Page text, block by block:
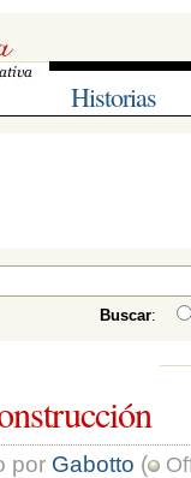
Historias
Buscar:
por Gabotto (